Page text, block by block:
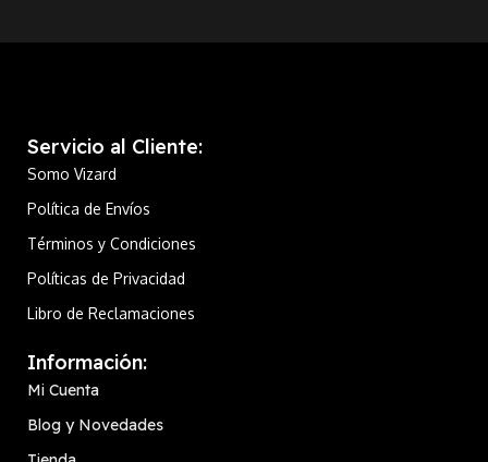
alto e incluye una base soporte
exhibir o coleccionar.
Servicio al Cliente:
Somo Vizard
Política de Envíos
Términos y Condiciones
Políticas de Privacidad
Libro de Reclamaciones
Información:
Mi Cuenta
Blog y Novedades